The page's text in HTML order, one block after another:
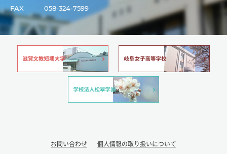
FAX
058-324-7599
お問い合わせ 個人情報の取り扱いについて